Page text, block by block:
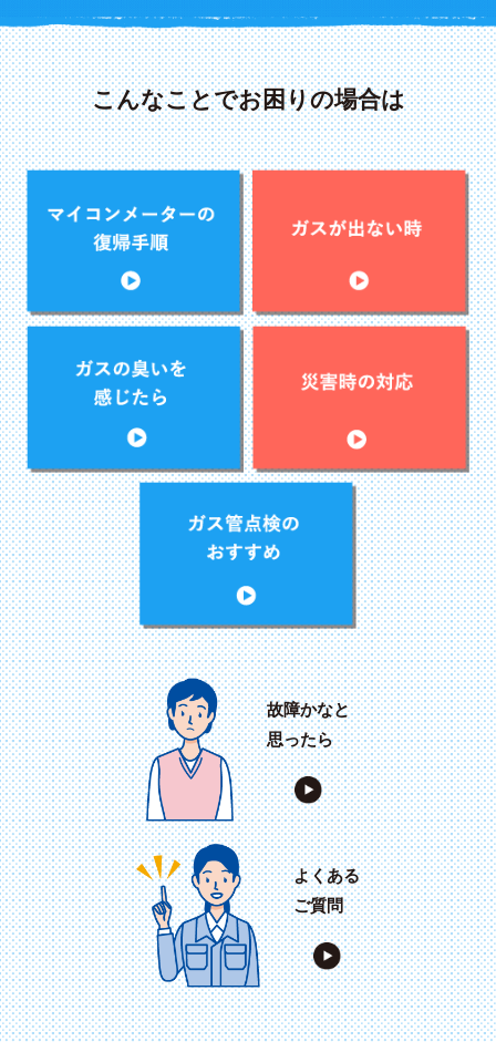
こんなことでお困りの場合は
故障かなと
思ったら
よくある
ご質問